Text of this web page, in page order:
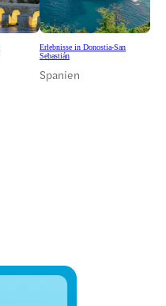
Erlebnisse in Donostia-San
Sebastián
Spanien